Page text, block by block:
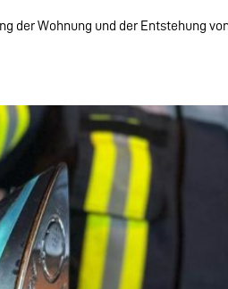
der Wohnung und der Entstehung